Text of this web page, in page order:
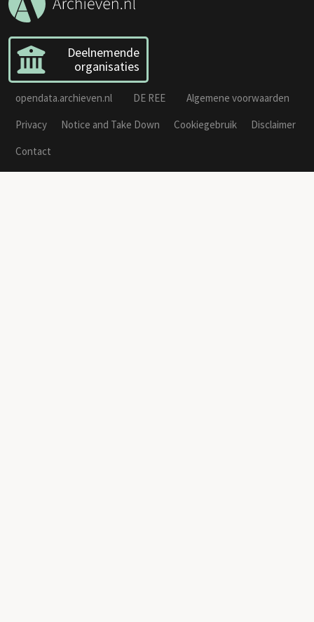
Deelnemende
organisaties
opendata.archieven.nl DE REE
Algemene voorwaarden
Privacy
Notice and Take Down Cookiegebruik
Disclaimer
Contact